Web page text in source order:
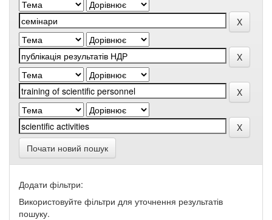
Почати новий пошук
Додати фільтри:
Використовуйте фільтри для уточнення результатів
пошуку.